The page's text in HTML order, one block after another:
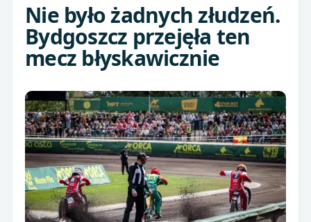
Nie było żadnych złudzeń.
Bydgoszcz przejęła ten
mecz błyskawicznie